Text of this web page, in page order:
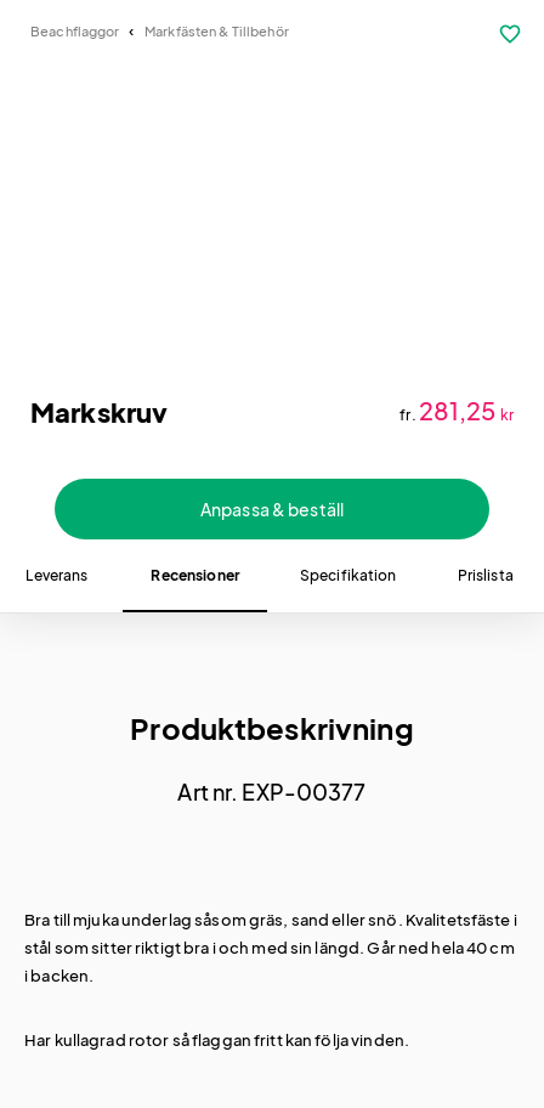
Beachflaggor Markfästen & Tillbehör favorite_border
Markskruv fr. 281,25 kr
Anpassa & beställ
Leverans Recensioner Specifikation Prislista
Produktbeskrivning
Art nr. EXP-00377
Bra till mjuka underlag såsom gräs, sand eller snö. Kvalitetsfäste i
stål som sitter riktigt bra i och med sin längd. Går ned hela 40 cm
i backen.
Har kullagrad rotor så flaggan fritt kan följa vinden.